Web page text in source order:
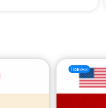
Новини